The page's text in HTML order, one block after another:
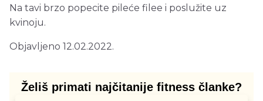
Na tavi brzo popecite pileće filee i poslužite uz
kvinoju.
Objavljeno 12.02.2022.